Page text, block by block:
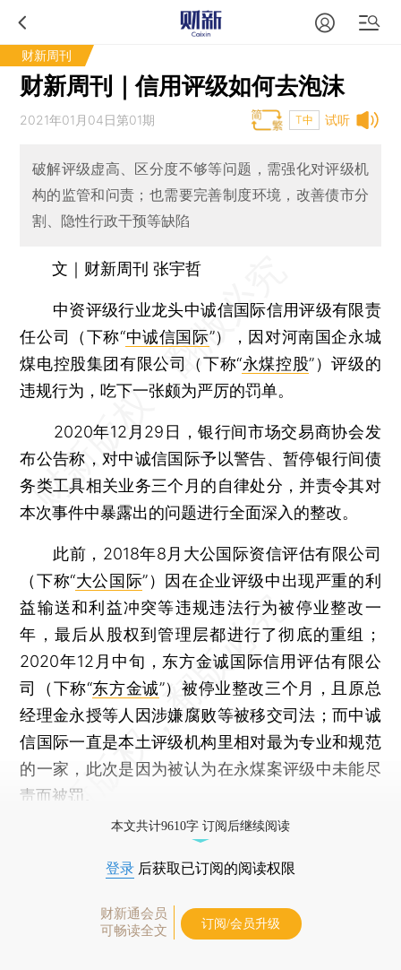
财新周刊
财新周刊｜信用评级如何去泡沫
试听
2021年01月04日第01期 T中
破解评级虚高、区分度不够等问题，需强化对评级机
构的监管和问责；也需要完善制度环境，改善债市分
割、隐性行政干预等缺陷
文｜财新周刊 张宇哲
中资评级行业龙头中诚信国际信用评级有限责
任公司（下称“中诚信国际”），因对河南国企永城
煤电控股集团有限公司（下称“永煤控股”）评级的
违规行为，吃下一张颇为严厉的罚单。
2020年12月29日，银行间市场交易商协会发
布公告称，对中诚信国际予以警告、暂停银行间债
务类工具相关业务三个月的自律处分，并责令其对
本次事件中暴露出的问题进行全面深入的整改。
此前，2018年8月大公国际资信评估有限公司
（下称“大公国际”）因在企业评级中出现严重的利
益输送和利益冲突等违规违法行为被停业整改一
年，最后从股权到管理层都进行了彻底的重组；
2020年12月中旬，东方金诚国际信用评估有限公
司（下称“东方金诚”）被停业整改三个月，且原总
经理金永授等人因涉嫌腐败等被移交司法；而中诚
信国际一直是本土评级机构里相对最为专业和规范
的一家，此次是因为被认为在永煤案评级中未能尽
责而被罚。
本文共计9610字 订阅后继续阅读
登录 后获取已订阅的阅读权限
财新通会员
可畅读全文
订阅/会员升级